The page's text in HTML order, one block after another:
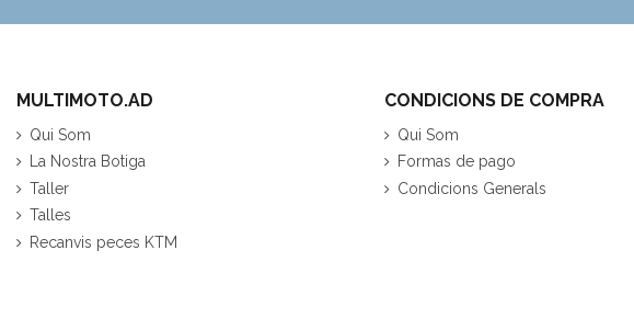
MULTIMOTO.AD
Qui Som
La Nostra Botiga
Taller
Talles
Recanvis peces KTM
CONDICIONS DE COMPRA
Qui Som
Formas de pago
Condicions Generals